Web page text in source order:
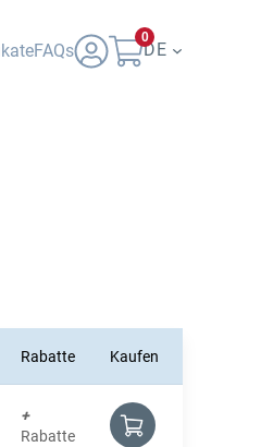
FAQs
0
DE
Rabatte Kaufen
+
Rabatte